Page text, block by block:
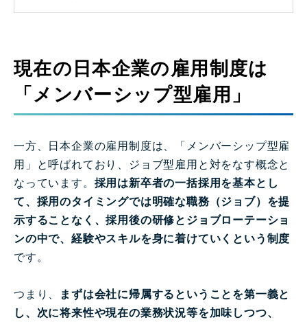
現在の日本企業の雇用制度は
「メンバーシップ型雇用」
一方、日本企業の雇用制度は、「メンバーシップ型雇
用」と呼ばれており、ジョブ型雇用と対をなす概念と
なっています。 採用は新卒者の一括採用を基本とし
て、採用のタイミングでは明確な職務（ジョブ）を提
示することなく、採用後の研修とジョブローテーショ
ンの中で、経験やスキルを身に着けていくという制度
です。
つまり、
まずは会社に帰属するということを第一義と
し、次に将来性や現在の業務状況等を加味しつつ、